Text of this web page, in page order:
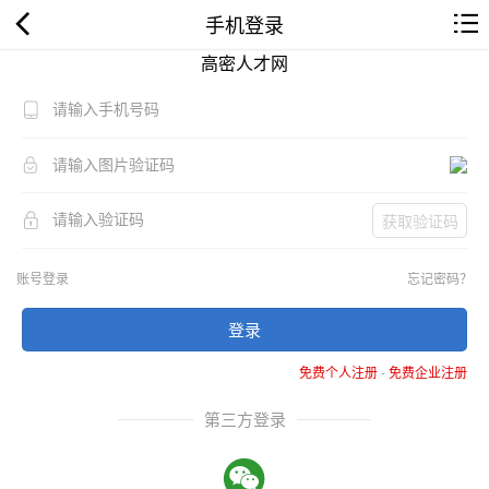
手机登录
高密人才网
获取验证码
账号登录 忘记密码？
登录
免费个人注册-免费企业注册
第三方登录